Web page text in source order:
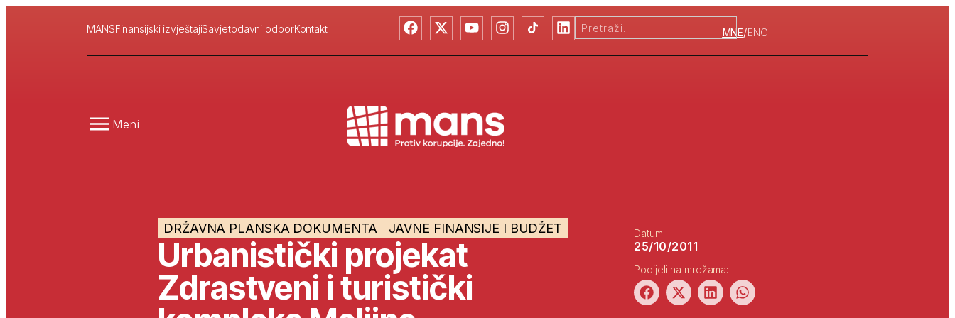
MANSFinansijski izvještajiSavjetodavni odborKontakt MNE/ENG
Meni
DRŽAVNA PLANSKA DOKUMENTA JAVNE FINANSIJE I BUDŽET
Urbanistički projekat
Zdrastveni i turistički
Datum:
25/10/2011
Podijeli na mrežama: